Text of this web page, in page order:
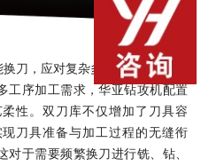
刀，应对复杂多工序挑战
序加工需求，华亚钻攻机配置
性。双刀库不仅增加了刀具容
刀具准备与加工过程的无缝衔
于需要频繁换刀进行铣、钻、